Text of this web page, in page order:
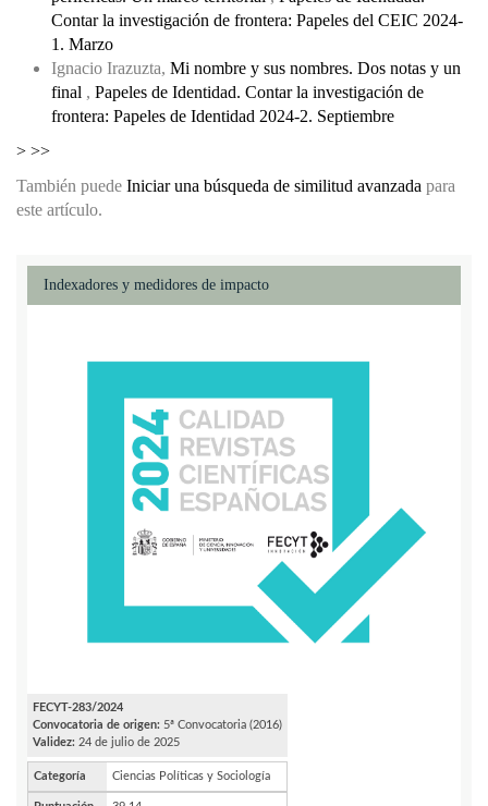
Contar la investigación de frontera: Papeles del CEIC 2024-
1. Marzo
Ignacio Irazuzta, Mi nombre y sus nombres. Dos notas y un
final , Papeles de Identidad. Contar la investigación de
frontera: Papeles de Identidad 2024-2. Septiembre
> >>
También puede Iniciar una búsqueda de similitud avanzada para
este artículo.
Indexadores y medidores de impacto